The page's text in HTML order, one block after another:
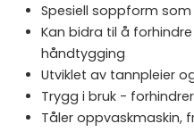
Spesiell soppform
Kan bidra til å
håndtygging
Utviklet av tannpleier
Trygg i bruk -
Tåler oppvaskmaskin,